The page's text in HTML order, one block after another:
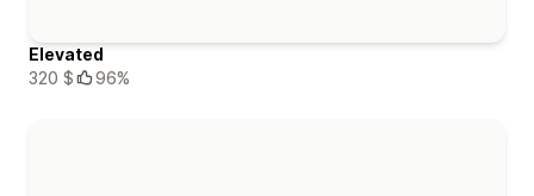
Elevated
320 $
96%